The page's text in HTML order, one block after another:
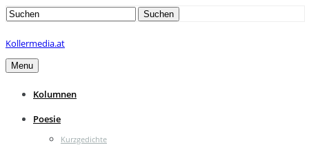
Search
Suchen
Kollermedia.at
Menu
Kolumnen
Poesie
Kurzgedichte